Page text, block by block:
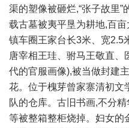
渠的塑像被砸烂,“张子故里
载古墓被夷平垦为耕地,百
镇车圈王家台长3米、宽2.5
唐宰相王珪、驸马王敬直、
代的官服画像),被当做封建
花。位于槐芽曾家寨清初文
队的仓库。古旧书画,不分
等被整箱整柜烧掉。妇女的